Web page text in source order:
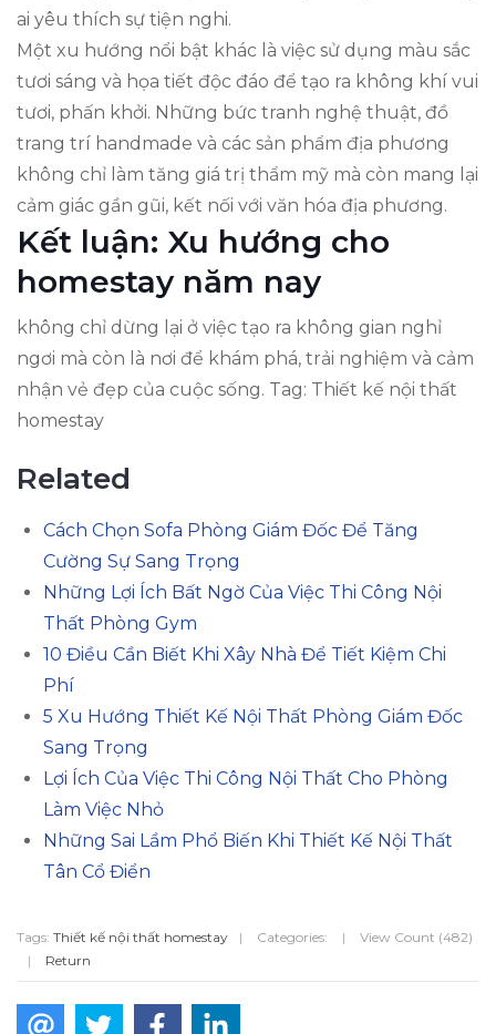
ai yêu thích sự tiện nghi.
Một xu hướng nổi bật khác là việc sử dụng màu sắc
tươi sáng và họa tiết độc đáo để tạo ra không khí vui
tươi, phấn khởi. Những bức tranh nghệ thuật, đồ
trang trí handmade và các sản phẩm địa phương
không chỉ làm tăng giá trị thẩm mỹ mà còn mang lại
cảm giác gần gũi, kết nối với văn hóa địa phương.
Kết luận: Xu hướng cho
homestay năm nay
không chỉ dừng lại ở việc tạo ra không gian nghỉ
ngơi mà còn là nơi để khám phá, trải nghiệm và cảm
nhận vẻ đẹp của cuộc sống. Tag: Thiết kế nội thất
homestay
Related
Cách Chọn Sofa Phòng Giám Đốc Để Tăng
Cường Sự Sang Trọng
Những Lợi Ích Bất Ngờ Của Việc Thi Công Nội
Thất Phòng Gym
10 Điều Cần Biết Khi Xây Nhà Để Tiết Kiệm Chi
Phí
5 Xu Hướng Thiết Kế Nội Thất Phòng Giám Đốc
Sang Trọng
Lợi Ích Của Việc Thi Công Nội Thất Cho Phòng
Làm Việc Nhỏ
Những Sai Lầm Phổ Biến Khi Thiết Kế Nội Thất
Tân Cổ Điển
Tags: Thiết kế nội thất homestay | Categories: |
View Count (482)
|
Return